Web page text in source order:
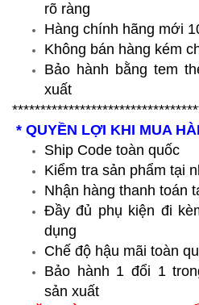
rõ ràng
Hàng chính hãng mới
Không bán hàng kém
Bảo hành bằng tem
xuất
* QUYỀN LỢI KHI MUA
Ship Code toàn quốc
Kiểm tra sản phẩm tại
Nhận hàng thanh toán
Đầy đủ phụ kiện đi
dụng
Chế độ hậu mãi toàn
Bảo hành 1 đổi 1
sản xuất